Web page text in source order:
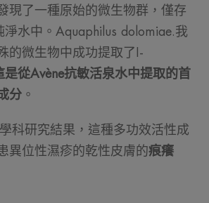
現了一種原始的微生物群，僅存
淨水中。Aquaphilus dolomiae.我
的微生物中成功提取了I-
是從Avène抗敏活泉水中提取的首
分 。
科研究結果，這種多功效活性成
異位性濕疹的乾性皮膚的痕癢